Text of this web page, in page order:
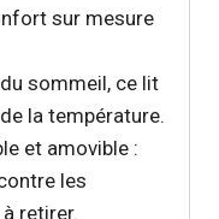
sur mesure
sommeil, ce lit
la température.
et amovible :
les
retirer.